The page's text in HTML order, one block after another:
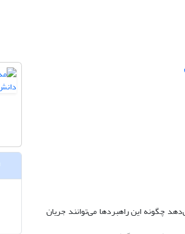
چگونه این راهبردها می‌توانند جریان